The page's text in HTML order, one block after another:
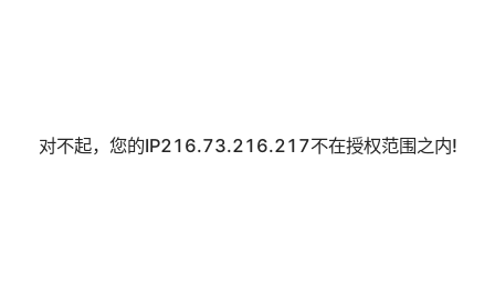
对不起，您的IP216.73.216.217不在授权范围之内!